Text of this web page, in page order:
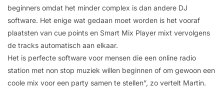
beginners omdat het minder complex is dan andere DJ
software. Het enige wat gedaan moet worden is het vooraf
plaatsten van cue points en Smart Mix Player mixt vervolgens
de tracks automatisch aan elkaar.
Het is perfecte software voor mensen die een online radio
station met non stop muziek willen beginnen of om gewoon een
coole mix voor een party samen te stellen”, zo vertelt Martin.